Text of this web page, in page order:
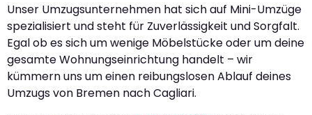
Unser Umzugsunternehmen hat sich auf Mini-Umzüge
spezialisiert und steht für Zuverlässigkeit und Sorgfalt.
Egal ob es sich um wenige Möbelstücke oder um deine
gesamte Wohnungseinrichtung handelt – wir
kümmern uns um einen reibungslosen Ablauf deines
Umzugs von Bremen nach Cagliari.